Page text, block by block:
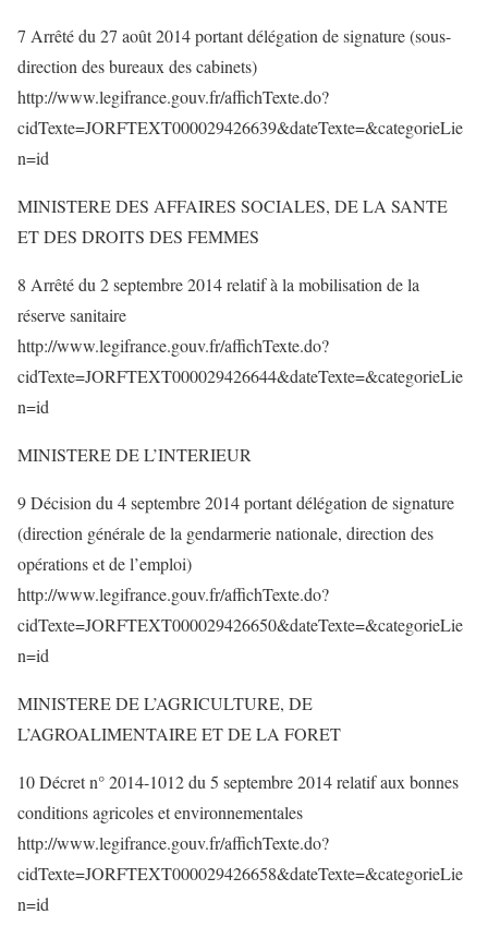
7 Arrêté du 27 août 2014 portant délégation de signature (sous-
direction des bureaux des cabinets)
http://www.legifrance.gouv.fr/affichTexte.do?
cidTexte=JORFTEXT000029426639&dateTexte=&categorieLie
n=id
MINISTERE DES AFFAIRES SOCIALES, DE LA SANTE
ET DES DROITS DES FEMMES
8 Arrêté du 2 septembre 2014 relatif à la mobilisation de la
réserve sanitaire
http://www.legifrance.gouv.fr/affichTexte.do?
cidTexte=JORFTEXT000029426644&dateTexte=&categorieLie
n=id
MINISTERE DE L’INTERIEUR
9 Décision du 4 septembre 2014 portant délégation de signature
(direction générale de la gendarmerie nationale, direction des
opérations et de l’emploi)
http://www.legifrance.gouv.fr/affichTexte.do?
cidTexte=JORFTEXT000029426650&dateTexte=&categorieLie
n=id
MINISTERE DE L’AGRICULTURE, DE
L’AGROALIMENTAIRE ET DE LA FORET
10 Décret n° 2014-1012 du 5 septembre 2014 relatif aux bonnes
conditions agricoles et environnementales
http://www.legifrance.gouv.fr/affichTexte.do?
cidTexte=JORFTEXT000029426658&dateTexte=&categorieLie
n=id